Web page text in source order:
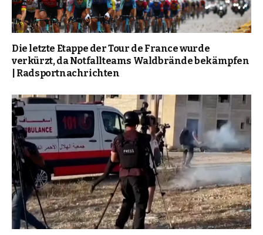
Die letzte Etappe der Tour de France wurde
verkürzt, da Notfallteams Waldbrände bekämpfen
| Radsportnachrichten